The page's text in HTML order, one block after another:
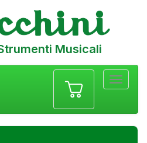
Musicali